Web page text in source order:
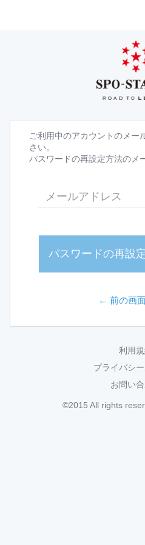
ご利用中のアカウントのメー
さい。
パスワードの再設定方法のメ
パスワードの再設
← 前の画
利用
プライバシ
お問い
©2015 All rights